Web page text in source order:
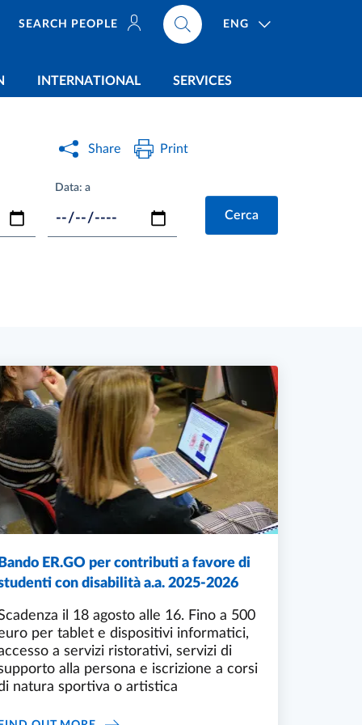
SEARCH PEOPLE ENG
INTERNATIONAL SERVICES
Share Print
Data: a
Bando ER.GO per contributi a favore di
con disabilità a.a. 2025-2026
il 18 agosto alle 16. Fino a 500
per tablet e dispositivi informatici,
a servizi ristorativi, servizi di
alla persona e iscrizione a corsi
natura sportiva o artistica